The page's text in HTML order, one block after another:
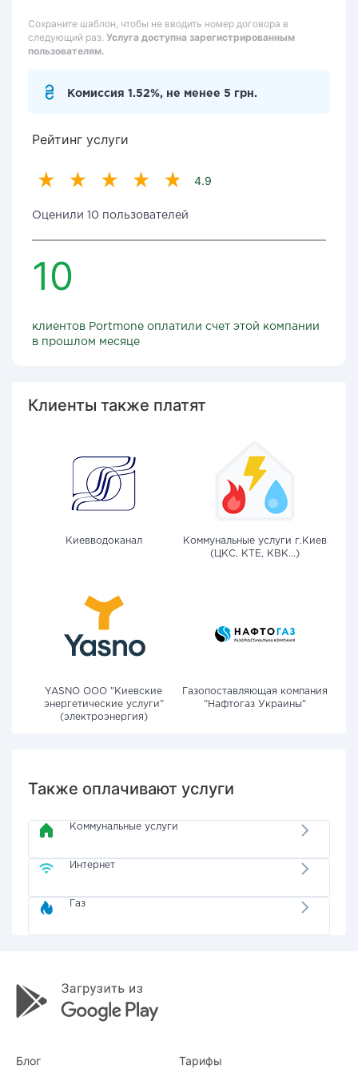
Сохраните шаблон, чтобы не вводить номер договора в
следующий раз. Услуга доступна зарегистрированным
пользователям.
Комиссия 1.52%, не менее 5 грн.
Рейтинг услуги
4.9
Оценили 10 пользователей
10
клиентов Portmone оплатили счет этой компании
в прошлом месяце
Клиенты также платят
Киевводоканал
Коммунальные услуги г.Киев
(ЦКС, КТЕ, КВК...)
YASNO OOO "Киевские
энергетические услуги"
(электроэнергия)
Газопоставляющая компания
"Нафтогаз Украины"
Также оплачивают услуги
Коммунальные услуги
Интернет
Газ
Блог Тарифы